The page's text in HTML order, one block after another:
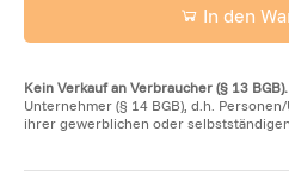
In den
Kein Verkauf an Verbraucher (§ 13 BGB).
Unternehmer (§ 14 BGB), d.h.
ihrer gewerblichen oder